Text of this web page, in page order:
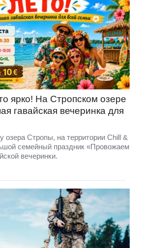
ярко! На Стропском озере
гавайская вечеринка для
озера Стропы, на территории Chill &
семейный праздник «Провожаем
вечеринки.